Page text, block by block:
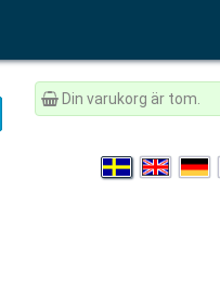
Din varukorg är tom.